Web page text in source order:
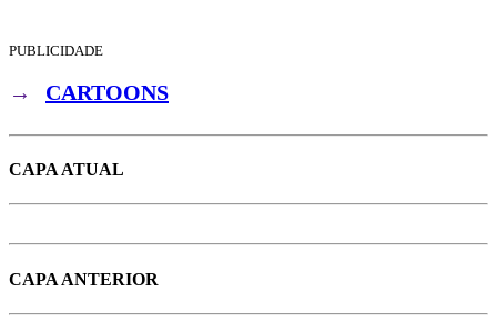
PUBLICIDADE
→ CARTOONS
CAPA ATUAL
CAPA ANTERIOR